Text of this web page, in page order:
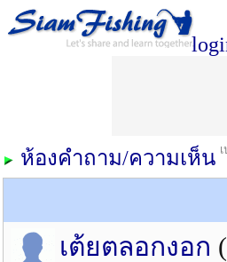
ห้องคำถาม/ความเห็น
เต้ยตลอกงอก